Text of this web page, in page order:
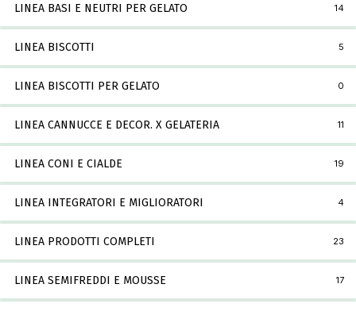
LINEA BASI E NEUTRI PER GELATO 14
LINEA BISCOTTI 5
LINEA BISCOTTI PER GELATO 0
LINEA CANNUCCE E DECOR. X GELATERIA 11
LINEA CONI E CIALDE 19
LINEA INTEGRATORI E MIGLIORATORI 4
LINEA PRODOTTI COMPLETI 23
LINEA SEMIFREDDI E MOUSSE 17